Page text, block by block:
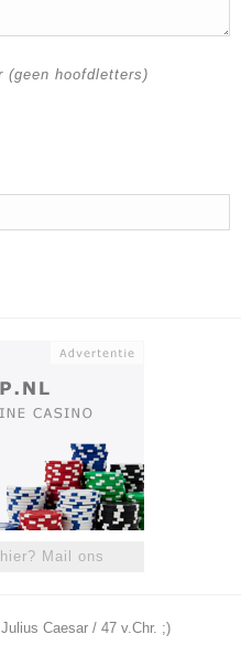
(geen hoofdletters)
Mail ons
Caesar / 47 v.Chr. ;)